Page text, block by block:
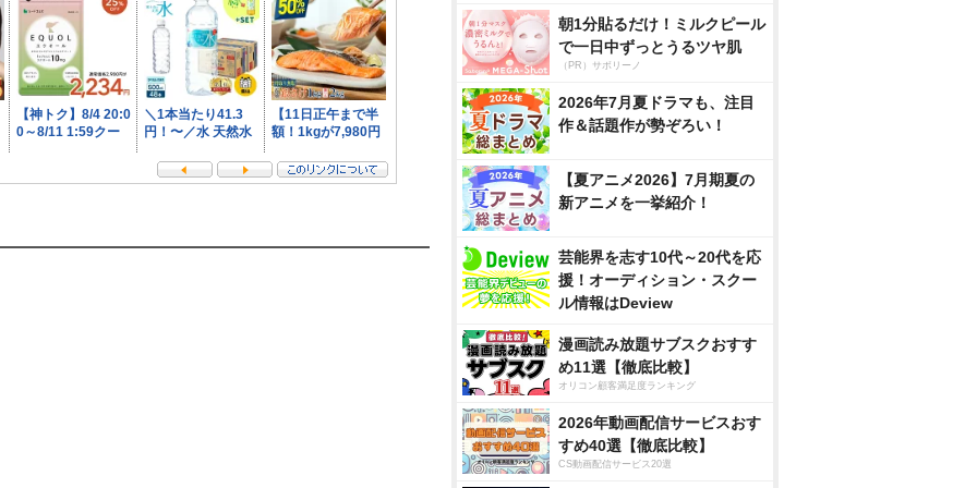
朝1分貼るだけ！ミルクピール
で一日中ずっとうるツヤ肌
（PR）サボリーノ
2026年7月夏ドラマも、注目
作＆話題作が勢ぞろい！
【夏アニメ2026】7月期夏の
新アニメを一挙紹介！
芸能界を志す10代～20代を応
援！オーディション・スクー
ル情報はDeview
漫画読み放題サブスクおすす
め11選【徹底比較】
オリコン顧客満足度ランキング
2026年動画配信サービスおす
すめ40選【徹底比較】
CS動画配信サービス20選